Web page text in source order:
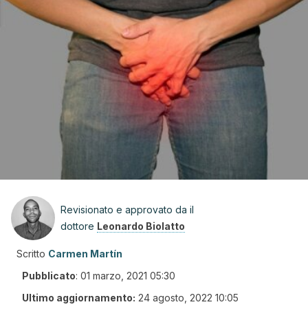
Revisionato e approvato da il
dottore Leonardo Biolatto
Scritto Carmen Martín
Pubblicato: 01 marzo, 2021 05:30
Ultimo aggiornamento: 24 agosto, 2022 10:05